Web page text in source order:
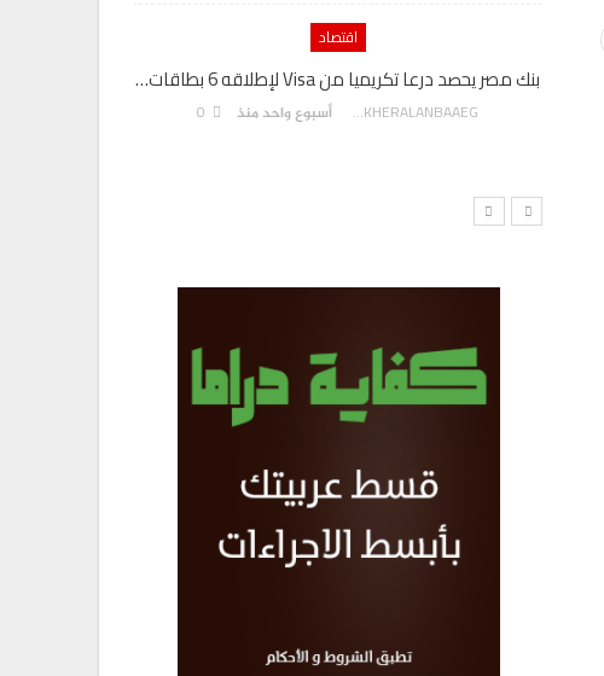
اقتصاد
بنك مصر يحصد درعا تكريميا من Visa لإطلاقه 6 بطاقات…
AKHERALANBAAEG أسبوع واحد منذ